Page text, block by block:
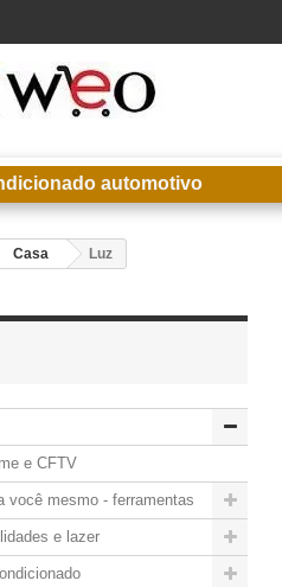
automotivo
Casa Luz
e CFTV
você mesmo - ferramentas
e lazer